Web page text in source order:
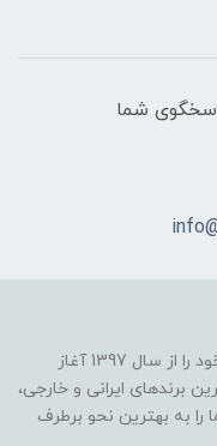
11 صبح تا 18عصر پاسخگوی شما
فروشگاه اینترنتی "اروپاکازمتیک" فعالیت خود را از سال 1397 آغاز
برندهای ایرانی و خارجی،
را به بهترین نحو برطرف